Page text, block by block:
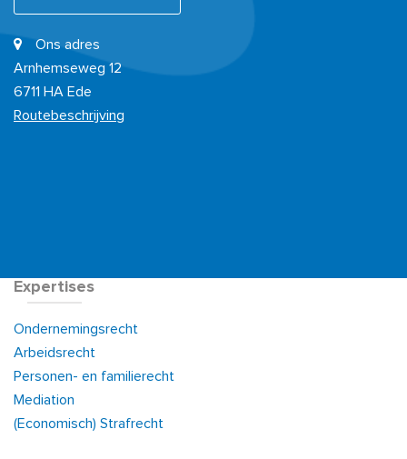
Ons adres
Arnhemseweg 12
6711 HA Ede
Routebeschrijving
Expertises
Ondernemingsrecht
Arbeidsrecht
Personen- en familierecht
Mediation
(Economisch) Strafrecht